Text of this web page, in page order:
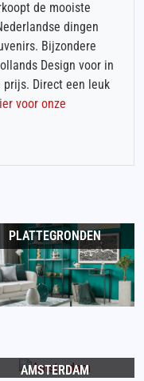
de mooiste
dingen
Bijzondere
Design voor in
Direct een leuk
voor onze
PLATTEGRONDEN
AMSTERDAM